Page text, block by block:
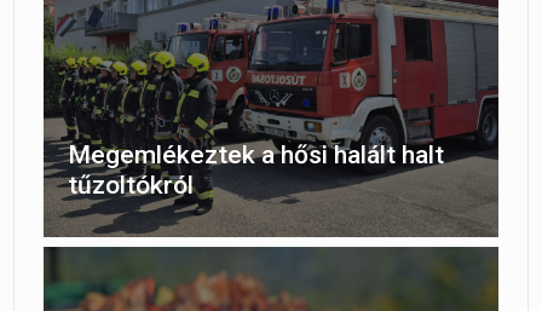
Megemlékeztek a hősi halált halt
tűzoltókról